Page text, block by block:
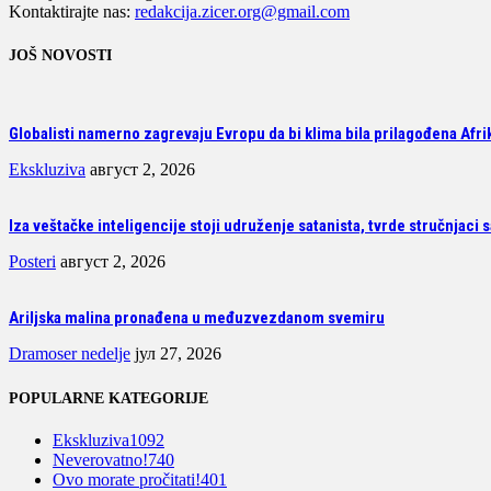
Kontaktirajte nas: redakcija.zicer.org@gmail.com
JOŠ NOVOSTI
Globalisti namerno zagrevaju Evropu da bi klima bila prilagođena
Ekskluziva август 2, 2026
Iza veštačke inteligencije stoji udruženje satanista, tvrde stručnjaci
Posteri август 2, 2026
Ariljska malina pronađena u međuzvezdanom svemiru
Dramoser nedelje јул 27, 2026
POPULARNE KATEGORIJE
Ekskluziva1092
Neverovatno!740
Ovo morate pročitati!401